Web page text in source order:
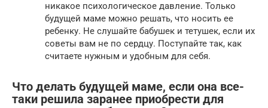
никакое психологическое давление. Только
будущей маме можно решать, что носить ее
ребенку. Не слушайте бабушек и тетушек, если их
советы вам не по сердцу. Поступайте так, как
считаете нужным и удобным для себя.
Что делать будущей маме, если она все-
таки решила заранее приобрести для